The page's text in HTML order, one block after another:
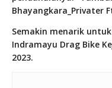
Bhayangkara_Privater
Semakin menarik
Indramayu Drag Bike
2023.